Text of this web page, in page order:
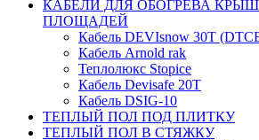
КАБЕЛИ ДЛЯ ОБОГРЕВА
ПЛОЩАДЕЙ
Кабель DEVIsnow 30Т
Кабель Arnold rak
Теплолюкс Stopice
Кабель Devisafe 20T
Кабель DSIG-10
ТЕПЛЫЙ ПОЛ ПОД ПЛИТКУ
ТЕПЛЫЙ ПОЛ В СТЯЖКУ